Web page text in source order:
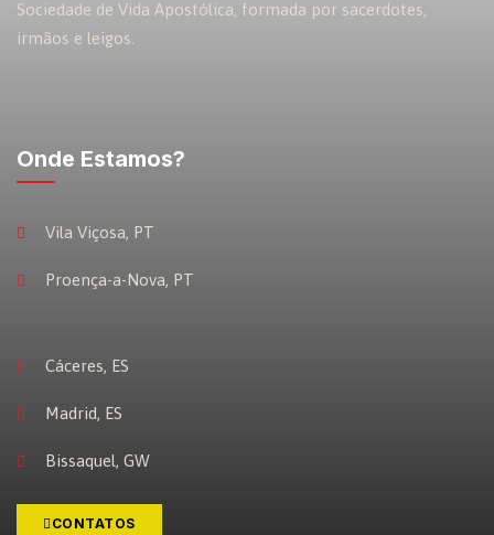
Sociedade de Vida Apostólica, formada por sacerdotes,
irmãos e leigos.
Onde Estamos?
Vila Viçosa, PT
Proença-a-Nova, PT
Cáceres, ES
Madrid, ES
Bissaquel, GW
CONTATOS